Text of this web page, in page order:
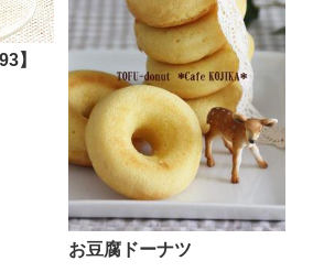
】
お豆腐ドーナツ